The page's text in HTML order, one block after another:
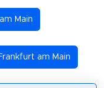
Main
am Main